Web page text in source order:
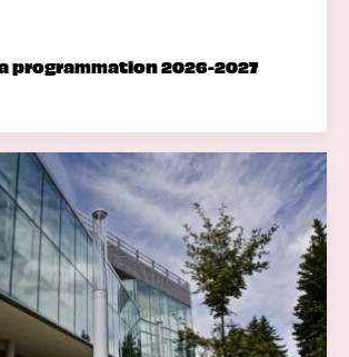
programmation 2026-2027